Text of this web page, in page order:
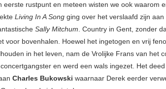
eerste rustpunt en meteen wisten we ook waarom
Living In A Song ging over het verslaafd zijn aan
Sally Mitchum. Country in Gent, zonder
voor bovenhalen. Hoewel het ingetogen en vrij
in het leven, nam de Vrolijke Frans van het
en werd een wals ingezet. Het
Charles Bukowski waarnaar Derek eerder